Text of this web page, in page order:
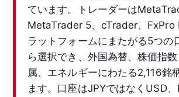
ています。トレーダーは
MetaTrader 5、cTrader、FxPro
ラットフォームにまたがる5つの
ら選択でき、外国為替、株価指
属、エネルギーにわたる2,116銘
ます。口座はJPYではなくUSD、